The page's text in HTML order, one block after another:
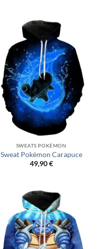
SWEATS POKÉMON
Sweat Pokémon Carapuce
49,90€